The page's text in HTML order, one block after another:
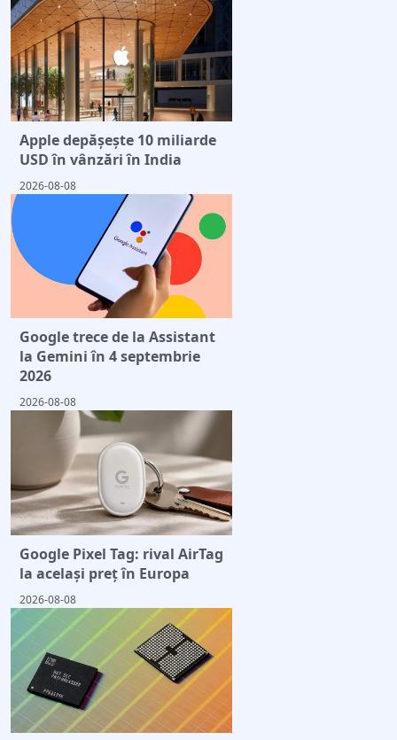
Apple depășește 10 miliarde
USD în vânzări în India
2026-08-08
Google trece de la Assistant
la Gemini în 4 septembrie
2026
2026-08-08
Google Pixel Tag: rival AirTag
la același preț în Europa
2026-08-08